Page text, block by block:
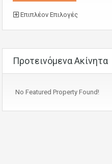
Επιπλέον Επιλογές
Προτεινόμενα Ακίνητα
No Featured Property Found!